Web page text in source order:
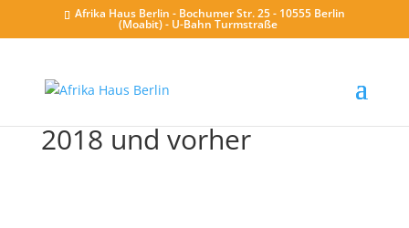
Afrika Haus Berlin - Bochumer Str. 25 - 10555 Berlin
(Moabit) - U-Bahn Turmstraße
2018 und vorher